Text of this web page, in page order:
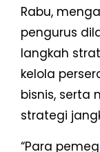
Rabu,
pengurus
langkah
kelola
bisnis, serta
strategi
“Para